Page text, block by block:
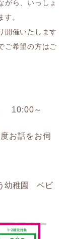
がら、いっしょ
。
開催いたします
ご希望の方はご
10:00～
お話をお伺
幼稚園 ベビ